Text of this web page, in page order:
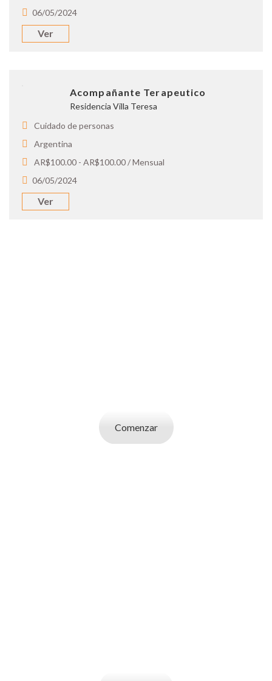
06/05/2024
Ver
Acompañante Terapeutico
Residencia Villa Teresa
Cuidado de personas
Argentina
AR$100.00 - AR$100.00 / Mensual
06/05/2024
Ver
Comenzar